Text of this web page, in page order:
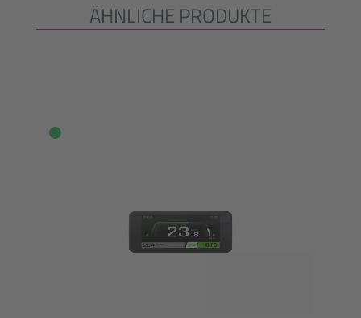
Produktgalerie überspringen
ÄHNLICHE PRODUKTE